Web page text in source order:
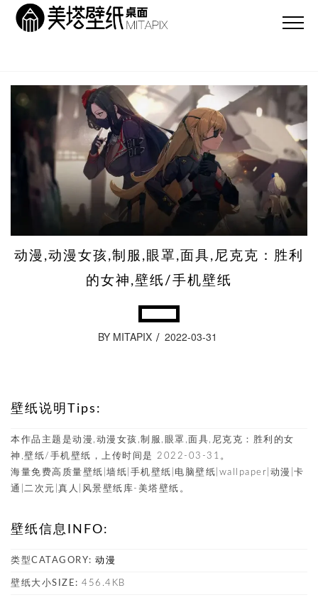
动漫,动漫女孩,制服,眼罩,面具,尼克克：胜利
的女神,壁纸/手机壁纸
BY MITAPIX 2022-03-31
壁纸说明Tips:
本作品主题是动漫,动漫女孩,制服,眼罩,面具,尼克克：胜利的女
神,壁纸/手机壁纸，上传时间是 2022-03-31。
海量免费高质量壁纸|墙纸|手机壁纸|电脑壁纸|wallpaper|动漫|卡
通|二次元|真人|风景壁纸库-美塔壁纸。
壁纸信息INFO:
类型CATAGORY: 动漫
壁纸大小SIZE: 456.4KB